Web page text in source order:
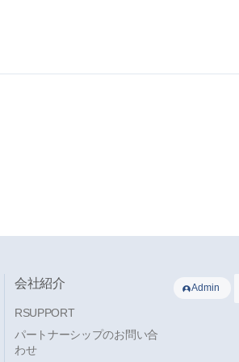
会社紹介
RSUPPORT
パートナーシップのお問い合
わせ
Admin